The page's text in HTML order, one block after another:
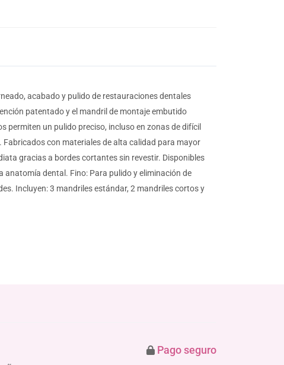
acabado y pulido de restauraciones dentales
patentado y el mandril de montaje embutido
permiten un pulido preciso, incluso en zonas de difícil
con materiales de alta calidad para mayor
gracias a bordes cortantes sin revestir. Disponibles
dental. Fino: Para pulido y eliminación de
Incluyen: 3 mandriles estándar, 2 mandriles cortos y
Pago seguro